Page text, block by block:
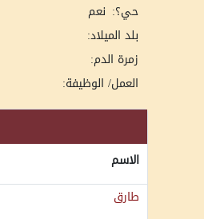
حي؟: نعم
بلد الميلاد:
زمرة الدم:
العمل/ الوظيفة:
الاسم
طارق